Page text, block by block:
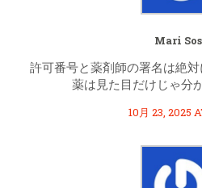
Mari
許可番号と薬剤師の署名は絶
薬は見た目だけじゃ分
10月 23, 2025